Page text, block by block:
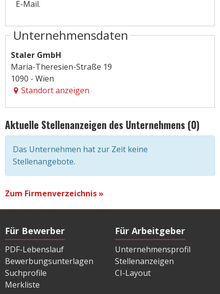
E-Mail.
Unternehmensdaten
Staler GmbH
Maria-Theresien-Straße 19
1090 - Wien
Standort anzeigen
Aktuelle Stellenanzeigen des Unternehmens (0)
Das Unternehmen hat zur Zeit keine
Stellenangebote.
Zum Firmenverzeichnis »
Für Bewerber
PDF-Lebenslauf
Bewerbungsunterlagen
Suchprofile
Merkliste
Für Arbeitgeber
Unternehmensprofil
Stellenanzeigen
CI-Layout